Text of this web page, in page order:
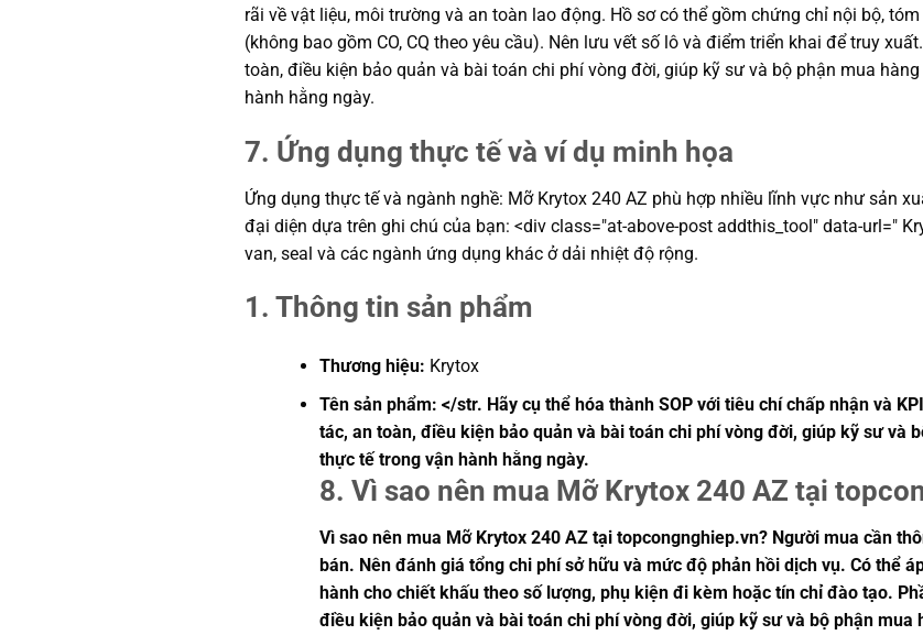
rãi về vật liệu, môi trường và an toàn lao động. Hồ sơ có thể gồm chứng chỉ nội bộ,
(không bao gồm CO, CQ theo yêu cầu). Nên lưu vết số lô và điểm triển khai để truy
toàn, điều kiện bảo quản và bài toán chi phí vòng đời, giúp kỹ sư và bộ phận mua
hành hằng ngày.
7. Ứng dụng thực tế và ví dụ minh họa
Ứng dụng thực tế và ngành nghề: Mỡ Krytox 240 AZ phù hợp nhiều lĩnh vực như sản
đại diện dựa trên ghi chú của bạn: <div class="at-above-post addthis_tool" data-url="
van, seal và các ngành ứng dụng khác ở dải nhiệt độ rộng.
1. Thông tin sản phẩm
Thương hiệu: Krytox
Tên sản phẩm: </str. Hãy cụ thể hóa thành SOP với tiêu chí chấp nhận và
tác, an toàn, điều kiện bảo quản và bài toán chi phí vòng đời, giúp kỹ sư và
thực tế trong vận hành hằng ngày.
8. Vì sao nên mua Mỡ Krytox 240 AZ tại
Vì sao nên mua Mỡ Krytox 240 AZ tại topcongnghiep.vn? Người mua cần
bán. Nên đánh giá tổng chi phí sở hữu và mức độ phản hồi dịch vụ. Có thể
hành cho chiết khấu theo số lượng, phụ kiện đi kèm hoặc tín chỉ đào tạo.
điều kiện bảo quản và bài toán chi phí vòng đời, giúp kỹ sư và bộ phận